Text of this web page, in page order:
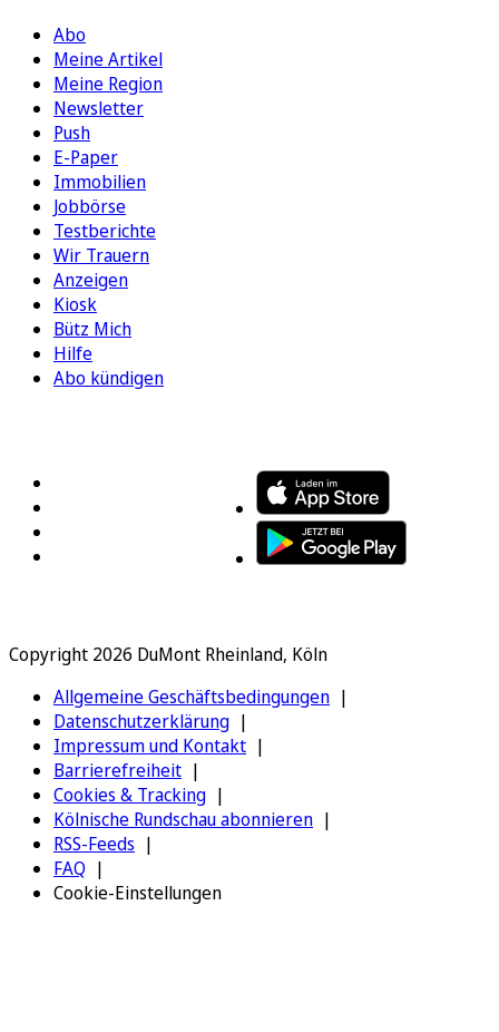
Abo
Meine Artikel
Meine Region
Newsletter
Push
E-Paper
Immobilien
Jobbörse
Testberichte
Wir Trauern
Anzeigen
Kiosk
Bütz Mich
Hilfe
Abo kündigen
Copyright 2026 DuMont Rheinland, Köln
Allgemeine Geschäftsbedingungen
Datenschutzerklärung
Impressum und Kontakt
Barrierefreiheit
Cookies & Tracking
Kölnische Rundschau abonnieren
RSS-Feeds
FAQ
Cookie-Einstellungen